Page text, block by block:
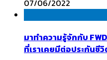
07/06/2022
มาทำความรู้จักกับ
ที่เราเคยมีต่อประกันชีวิ